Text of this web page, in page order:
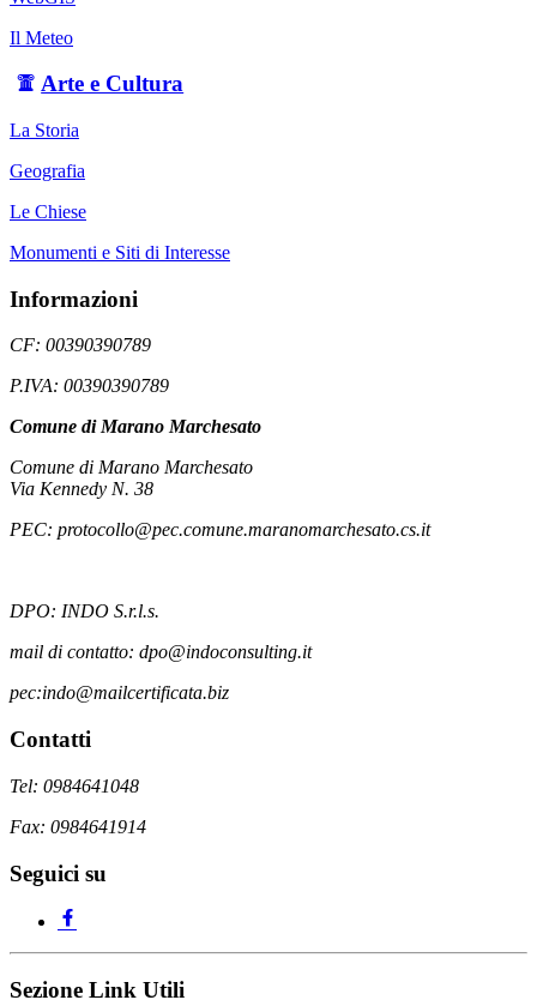
Il Meteo
Arte e Cultura
La Storia
Geografia
Le Chiese
Monumenti e Siti di Interesse
Informazioni
CF: 00390390789
P.IVA: 00390390789
Comune di Marano Marchesato
Comune di Marano Marchesato
Via Kennedy N. 38
PEC: protocollo@pec.comune.maranomarchesato.cs.it
DPO: INDO S.r.l.s.
mail di contatto: dpo@indoconsulting.it
pec:indo@mailcertificata.biz
Contatti
Tel: 0984641048
Fax: 0984641914
Seguici su
Sezione Link Utili